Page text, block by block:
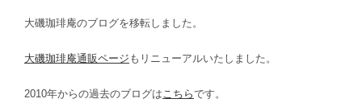
大磯珈琲庵のブログを移転しました。
大磯珈琲庵通販ページ もリニューアルいたしました。
2010年からの過去のブログはこちらです。